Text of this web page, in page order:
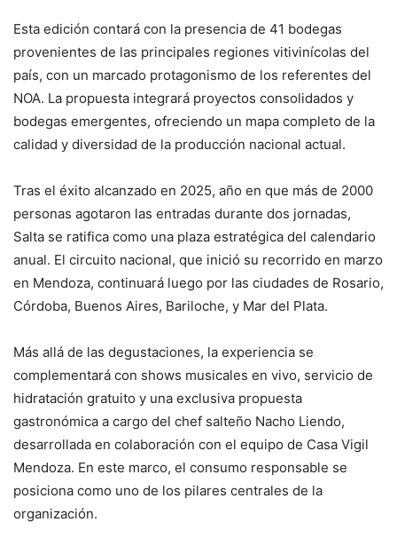
Esta edición contará con la presencia de 41 bodegas
provenientes de las principales regiones vitivinícolas del
país, con un marcado protagonismo de los referentes del
NOA. La propuesta integrará proyectos consolidados y
bodegas emergentes, ofreciendo un mapa completo de la
calidad y diversidad de la producción nacional actual.
Tras el éxito alcanzado en 2025, año en que más de 2000
personas agotaron las entradas durante dos jornadas,
Salta se ratifica como una plaza estratégica del calendario
anual. El circuito nacional, que inició su recorrido en marzo
en Mendoza, continuará luego por las ciudades de Rosario,
Córdoba, Buenos Aires, Bariloche, y Mar del Plata.
Más allá de las degustaciones, la experiencia se
complementará con shows musicales en vivo, servicio de
hidratación gratuito y una exclusiva propuesta
gastronómica a cargo del chef salteño Nacho Liendo,
desarrollada en colaboración con el equipo de Casa Vigil
Mendoza. En este marco, el consumo responsable se
posiciona como uno de los pilares centrales de la
organización.